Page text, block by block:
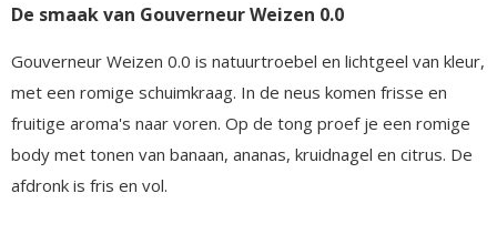
De smaak van Gouverneur Weizen 0.0
Gouverneur Weizen 0.0 is natuurtroebel en lichtgeel van kleur,
met een romige schuimkraag. In de neus komen frisse en
fruitige aroma's naar voren. Op de tong proef je een romige
body met tonen van banaan, ananas, kruidnagel en citrus. De
afdronk is fris en vol.